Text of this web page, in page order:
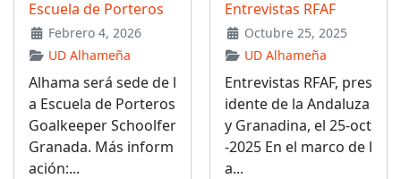
Escuela de Porteros
Febrero 4, 2026
UD Alhameña
Alhama será sede de l
a Escuela de Porteros
Goalkeeper Schoolfer
Granada. Más inform
ación:...
Entrevistas RFAF
Octubre 25, 2025
UD Alhameña
Entrevistas RFAF, pres
idente de la Andaluza
y Granadina, el 25-oct
-2025 En el marco de l
a...